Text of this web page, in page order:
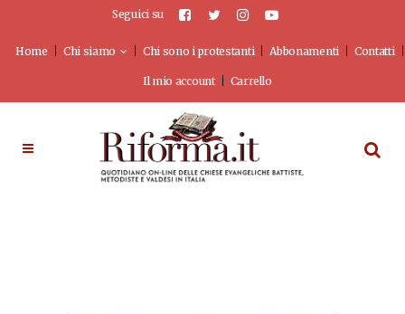
Seguici su
Home Chi siamo Chi sono i protestanti Abbonamenti Contatti
Il mio account Carrello